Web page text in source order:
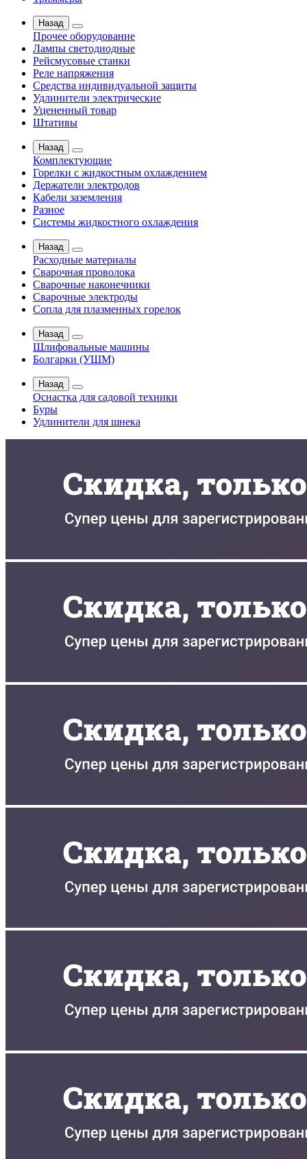
Назад
Прочее оборудование
Лампы светодиодные
Рейсмусовые станки
Реле напряжения
Средства индивидуальной защиты
Удлинители электрические
Уцененный товар
Штативы
Назад
Комплектующие
Горелки с жидкостным охлаждением
Держатели электродов
Кабели заземления
Разное
Системы жидкостного охлаждения
Назад
Расходные материалы
Сварочная проволока
Сварочные наконечники
Сварочные электроды
Сопла для плазменных горелок
Назад
Шлифовальные машины
Болгарки (УШМ)
Назад
Оснастка для садовой техники
Буры
Удлинители для шнека